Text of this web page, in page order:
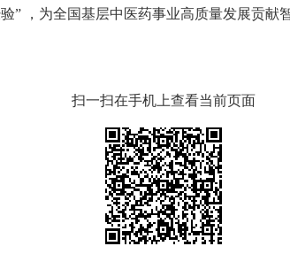
” ，为全国基层中医药事业高质量发展贡
扫一扫在手机上查看当前页面